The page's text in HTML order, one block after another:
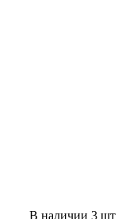
В наличии 3 шт